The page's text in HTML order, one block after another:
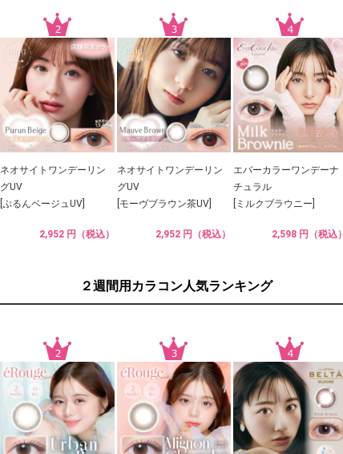
ネオサイトワンデーリン
グUV
[ぷるんベージュUV]
2,952 円（税込）
ネオサイトワンデーリン
グUV
[モーヴブラウン茶UV]
2,952 円（税込）
エバーカラーワンデーナ
チュラル
[ミルクブラウニー]
2,598 円（税込）
２週間用カラコン人気ランキング